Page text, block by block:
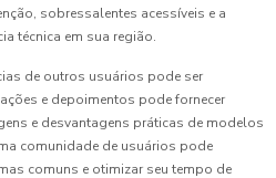
sobressalentes acessíveis e a
técnica em sua região.
de outros usuários pode ser
e depoimentos pode fornecer
e desvantagens práticas de modelos
comunidade de usuários pode
comuns e otimizar seu tempo de